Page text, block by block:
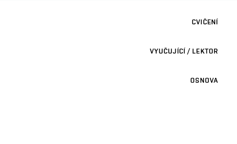
CVIČENÍ
VYUČUJÍCÍ / LEKTOR
OSNOVA